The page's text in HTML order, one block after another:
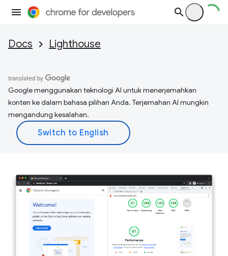
Docs Lighthouse
Google menggunakan teknologi AI untuk menerjemahkan
konten ke dalam bahasa pilihan Anda. Terjemahan AI mungkin
mengandung kesalahan.